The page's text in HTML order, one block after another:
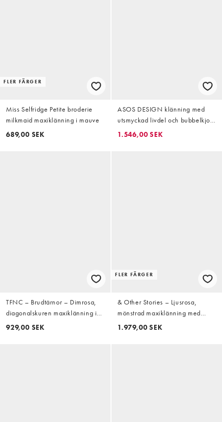
FLER FÄRGER
Miss Selfridge Petite broderie
milkmaid maxiklänning i mauve
689,00 SEK
ASOS DESIGN klänning med
utsmyckad livdel och bubbelkjol i
mjuk rosa, midaxi
1.546,00 SEK
TFNC – Brudtärnor – Dimrosa,
diagonalskuren maxiklänning i
satin med sänkt axelsöm
929,00 SEK
FLER FÄRGER
& Other Stories – Ljusrosa,
mönstrad maxiklänning med
sänkt midja och plisserad kjol
1.979,00 SEK